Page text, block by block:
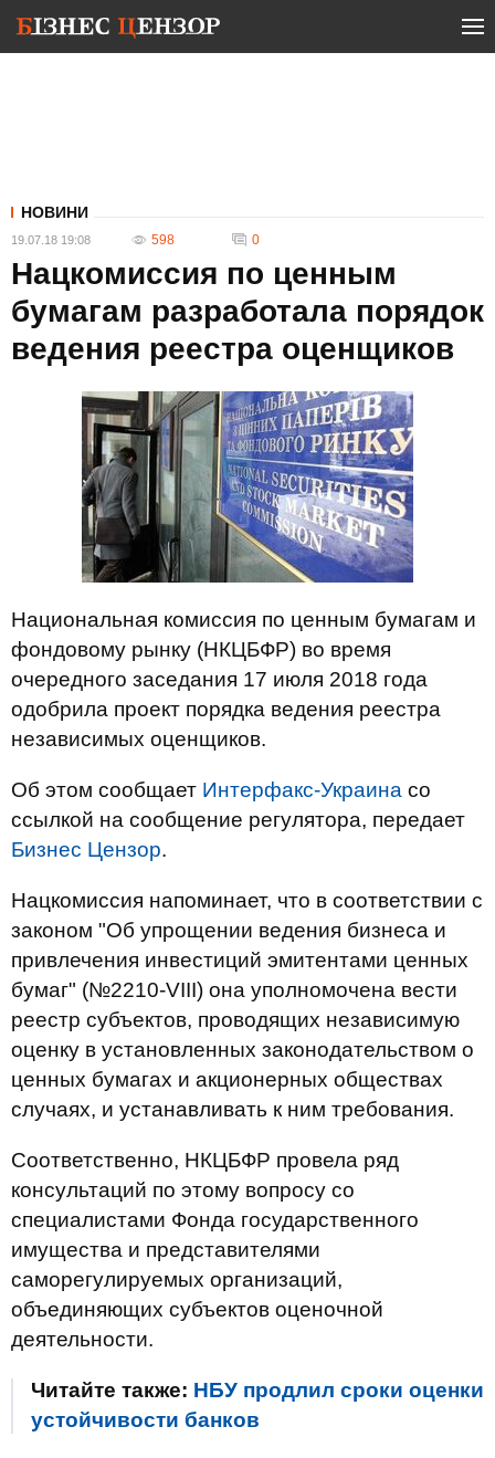
НОВИНИ
19.07.18 19:08 598 0
Нацкомиссия по ценным
бумагам разработала порядок
ведения реестра оценщиков
Национальная комиссия по ценным бумагам и
фондовому рынку (НКЦБФР) во время
очередного заседания 17 июля 2018 года
одобрила проект порядка ведения реестра
независимых оценщиков.
Об этом сообщает Интерфакс-Украина со
ссылкой на сообщение регулятора, передает
Бизнес Цензор.
Нацкомиссия напоминает, что в соответствии с
законом "Об упрощении ведения бизнеса и
привлечения инвестиций эмитентами ценных
бумаг" (№2210-VIII) она уполномочена вести
реестр субъектов, проводящих независимую
оценку в установленных законодательством о
ценных бумагах и акционерных обществах
случаях, и устанавливать к ним требования.
Соответственно, НКЦБФР провела ряд
консультаций по этому вопросу со
специалистами Фонда государственного
имущества и представителями
саморегулируемых организаций,
объединяющих субъектов оценочной
деятельности.
Читайте также: НБУ продлил сроки оценки
устойчивости банков